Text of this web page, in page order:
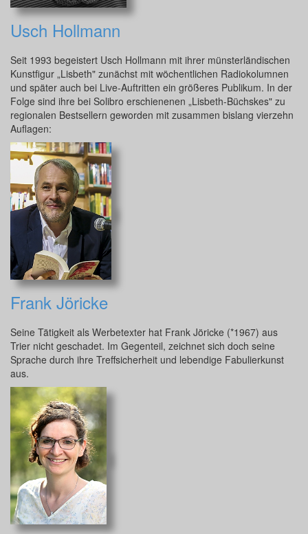
Usch Hollmann
Seit 1993 begeistert Usch Hollmann mit ihrer münsterländischen
Kunstfigur „Lisbeth" zunächst mit wöchentlichen Radiokolumnen
und später auch bei Live-Auftritten ein größeres Publikum. In der
Folge sind ihre bei Solibro erschienenen „Lisbeth-Büchskes" zu
regionalen Bestsellern geworden mit zusammen bislang vierzehn
Auflagen:
Frank Jöricke
Seine Tätigkeit als Werbetexter hat Frank Jöricke (*1967) aus
Trier nicht geschadet. Im Gegenteil, zeichnet sich doch seine
Sprache durch ihre Treffsicherheit und lebendige Fabulierkunst
aus.